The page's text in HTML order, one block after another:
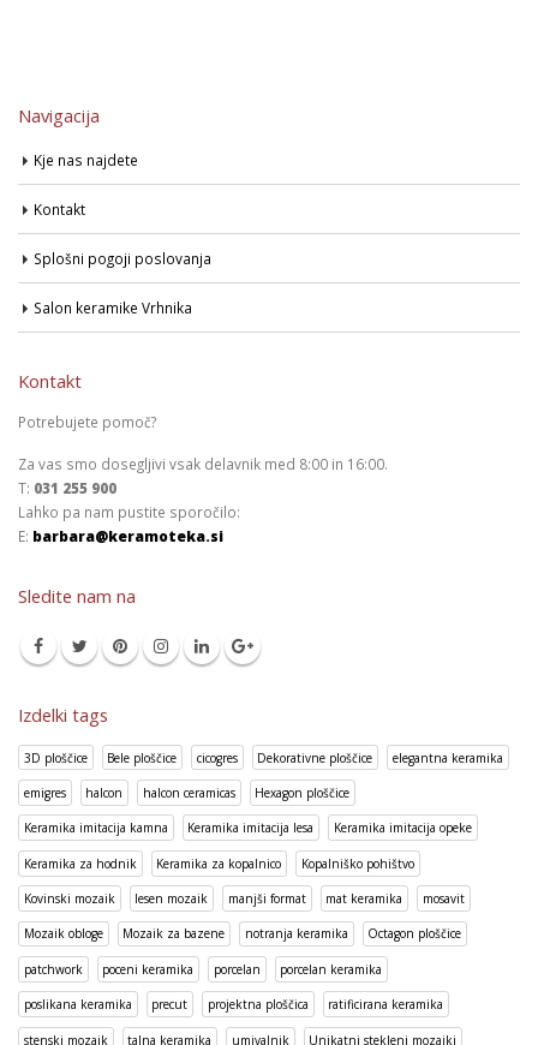
Navigacija
Kje nas najdete
Kontakt
Splošni pogoji poslovanja
Salon keramike Vrhnika
Kontakt
Potrebujete pomoč?
Za vas smo dosegljivi vsak delavnik med 8:00 in 16:00.
T: 031 255 900
Lahko pa nam pustite sporočilo:
E: barbara@keramoteka.si
Sledite nam na
Izdelki tags
3D ploščice Bele ploščice cicogres Dekorativne ploščice elegantna keramika
emigres halcon halcon ceramicas Hexagon ploščice
Keramika imitacija kamna Keramika imitacija lesa Keramika imitacija opeke
Keramika za hodnik Keramika za kopalnico Kopalniško pohištvo
Kovinski mozaik lesen mozaik manjši format mat keramika mosavit
Mozaik obloge Mozaik za bazene notranja keramika Octagon ploščice
patchwork poceni keramika porcelan porcelan keramika
poslikana keramika precut projektna ploščica ratificirana keramika
stenski mozaik talna keramika umivalnik Unikatni stekleni mozaiki